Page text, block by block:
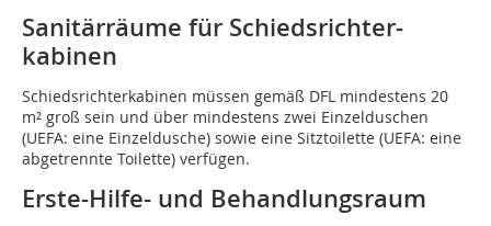
Sanitärräume für Schiedsrichter­
kabinen
Schiedsrichterkabinen müssen gemäß DFL mindestens 20
m² groß sein und über mindestens zwei Einzelduschen
(UEFA: eine Einzeldusche) sowie eine Sitztoilette (UEFA: eine
abgetrennte Toilette) verfügen.
Erste-Hilfe- und Behandlungsraum